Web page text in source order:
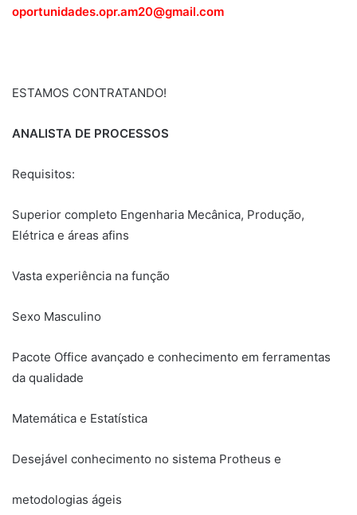
oportunidades.opr.am20@gmail.com
ESTAMOS CONTRATANDO!
ANALISTA DE PROCESSOS
Requisitos:
Superior completo Engenharia Mecânica, Produção,
Elétrica e áreas afins
Vasta experiência na função
Sexo Masculino
Pacote Office avançado e conhecimento em ferramentas
da qualidade
Matemática e Estatística
Desejável conhecimento no sistema Protheus e
metodologias ágeis